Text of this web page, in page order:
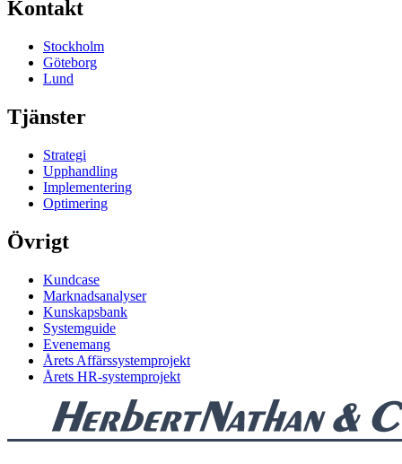
Kontakt
Stockholm
Göteborg
Lund
Tjänster
Strategi
Upphandling
Implementering
Optimering
Övrigt
Kundcase
Marknadsanalyser
Kunskapsbank
Systemguide
Evenemang
Årets Affärssystemprojekt
Årets HR-systemprojekt